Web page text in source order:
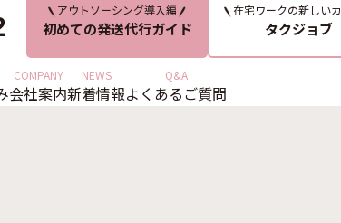
アウトソーシング導入編
初めての発送代行ガイド
在宅ワークの新しい
タクジョブ
会社案内
COMPANY
新着情報
NEWS
よくあるご質問
Q&A